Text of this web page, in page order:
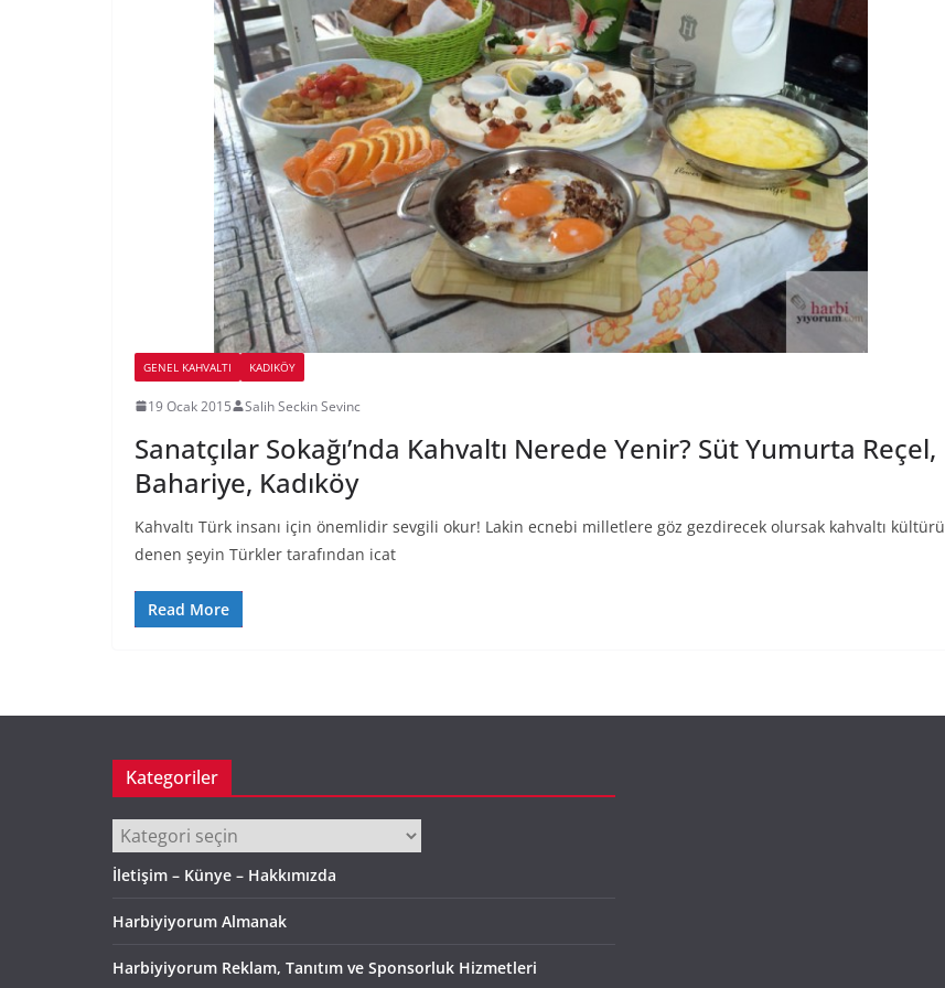
GENEL KAHVALTI KADIKÖY
19 Ocak 2015 Salih Seckin Sevinc
Sanatçılar Sokağı’nda Kahvaltı Nerede Yenir? Süt Yumurta Reçel,
Bahariye, Kadıköy
Kahvaltı Türk insanı için önemlidir sevgili okur! Lakin ecnebi milletlere göz gezdirecek olursak kahvaltı kültürü
denen şeyin Türkler tarafından icat
Read More
Kategoriler
Kategoriler
İletişim – Künye – Hakkımızda
Harbiyiyorum Almanak
Harbiyiyorum Reklam, Tanıtım ve Sponsorluk Hizmetleri